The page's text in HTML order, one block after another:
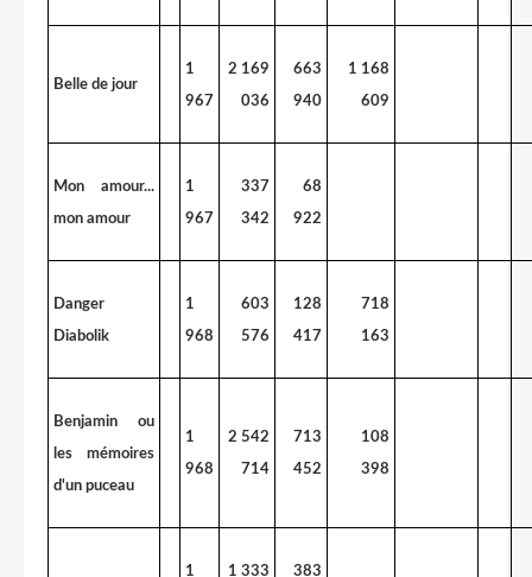
Belle de jour
1
967
2 169
036
663
940
1 168
609
Mon amour...
mon amour
1
967
337
342
68
922
Danger
Diabolik
1
968
603
576
128
417
718
163
Benjamin ou
les mémoires
d'un puceau
1
968
2 542
714
713
452
108
398
1
1 333
383